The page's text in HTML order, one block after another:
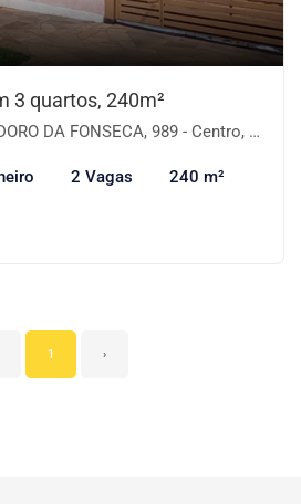
3 quartos, 240m²
DA FONSECA, 989 - Centro, Cruz Alta-RS
2 Vagas 240 m²
1 ›